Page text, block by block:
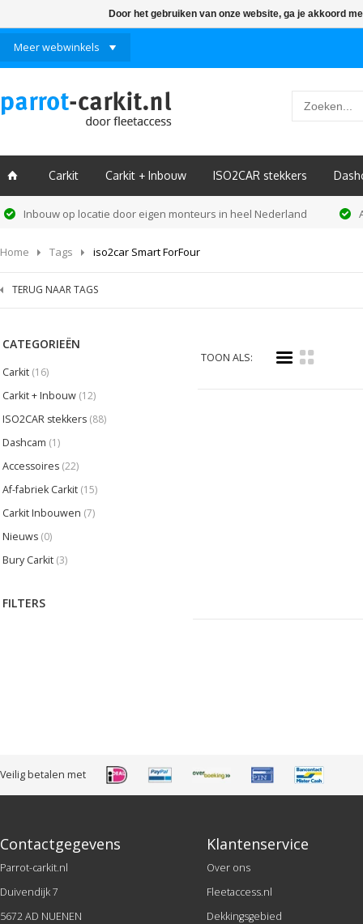
Meer webwinkels
ï Carkit Carkit + Inbouw ISO2CAR stekkers
Inbouw op locatie door eigen monteurs in heel Nederland
Home Tags iso2car Smart ForFour
TERUG NAAR TAGS
CATEGORIEËN
Carkit (16)
Carkit + Inbouw (12)
ISO2CAR stekkers (88)
Dashcam (1)
Accessoires (22)
Af-fabriek Carkit (15)
Carkit Inbouwen (7)
Nieuws (0)
Bury Carkit (3)
FILTERS
TOON ALS: i k
Veilig betalen met
Contactgegevens
Parrot-carkit.nl
Duivendijk 7
5672 AD NUENEN
Klantenservice
Over ons
Fleetaccess.nl
Dekkingsgebied
Door het gebruiken van onze website, ga je akkoord